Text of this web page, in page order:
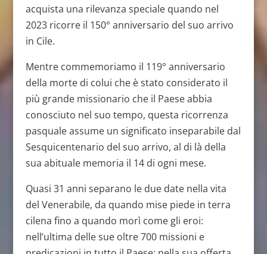
acquista una rilevanza speciale quando nel
2023 ricorre il 150° anniversario del suo arrivo
in Cile.
Mentre commemoriamo il 119° anniversario
della morte di colui che è stato considerato il
più grande missionario che il Paese abbia
conosciuto nel suo tempo, questa ricorrenza
pasquale assume un significato inseparabile dal
Sesquicentenario del suo arrivo, al di là della
sua abituale memoria il 14 di ogni mese.
Quasi 31 anni separano le due date nella vita
del Venerabile, da quando mise piede in terra
cilena fino a quando morì come gli eroi:
nell’ultima delle sue oltre 700 missioni e